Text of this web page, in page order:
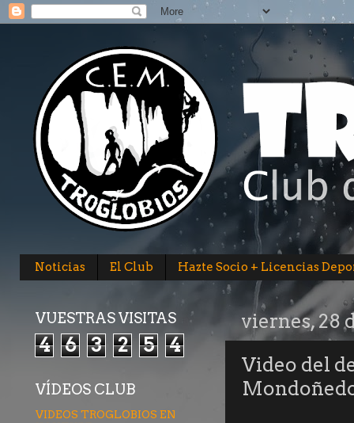
Noticias El Club Hazte Socio + Licencias
viernes, 28
Video del
VUESTRAS VISITAS
4 6 3 2 5 4
VÍDEOS CLUB
VIDEOS TROGLOBIOS EN